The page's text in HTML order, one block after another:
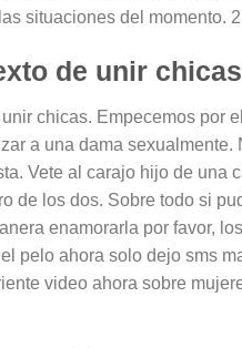
situaciones del momento.
de unir chicas
chicas. Empecemos por
a una dama
Vete al carajo hijo de una
de los dos. Sobre todo si
enamorarla por favor,
pelo ahora solo dejo sms
video ahora sobre